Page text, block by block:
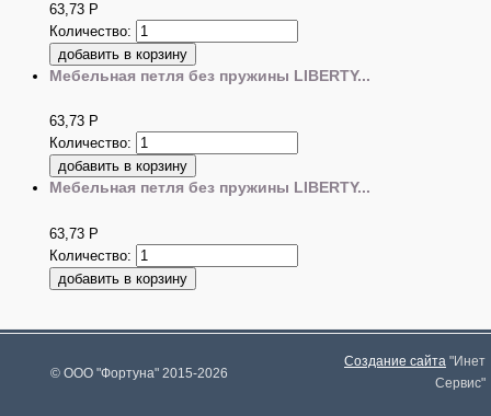
63,73 Р
Количество:
Мебельная петля без пружины LIBERTY...
63,73 Р
Количество:
Мебельная петля без пружины LIBERTY...
63,73 Р
Количество:
Создание сайта "Инет
Сервис"
© ООО "Фортуна" 2015-2026